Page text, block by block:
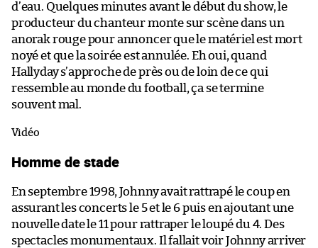
d’eau. Quelques minutes avant le début du show, le
producteur du chanteur monte sur scène dans un
anorak rouge pour annoncer que le matériel est mort
noyé et que la soirée est annulée. Eh oui, quand
Hallyday s’approche de près ou de loin de ce qui
ressemble au monde du football, ça se termine
souvent mal.
Vidéo
Homme de stade
En septembre 1998, Johnny avait rattrapé le coup en
assurant les concerts le 5 et le 6 puis en ajoutant une
nouvelle date le 11 pour rattraper le loupé du 4. Des
spectacles monumentaux. Il fallait voir Johnny arriver